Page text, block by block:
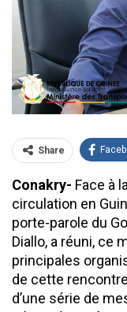
Share
Conakry- Face à
circulation en
porte-parole du
Diallo, a réuni, ce
principales
de cette
d’une série de